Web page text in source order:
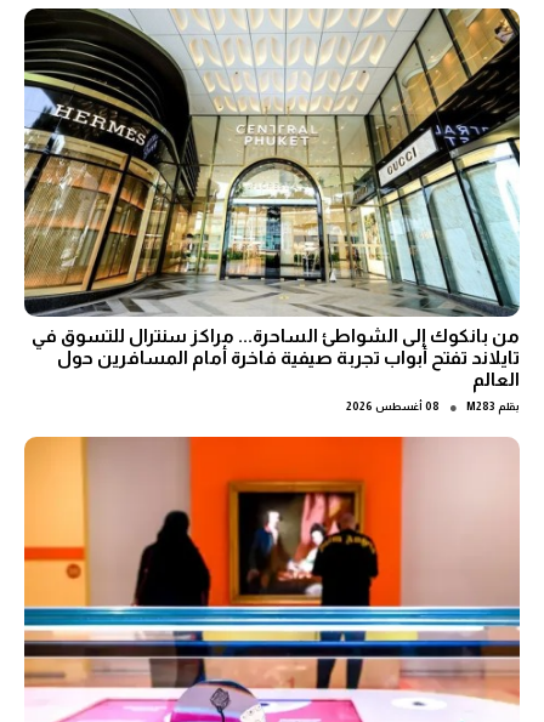
من بانكوك إلى الشواطئ الساحرة... مراكز سنترال للتسوق في
تايلاند تفتح أبواب تجربة صيفية فاخرة أمام المسافرين حول
العالم
بقلم M283
● 08 أغسطس 2026